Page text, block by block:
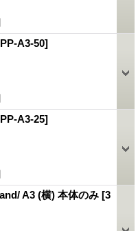
A3-50]
A3-25]
A3 (横) 本体のみ [3